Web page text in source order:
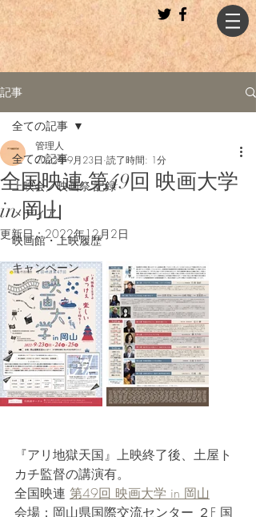
記事
全ての記事
上映会／映画祭 記録
メディア
映画館・上映履歴
キャンペーン
全ての記事
全国映連 第49回 映画大学
in 岡山
管理人
2022年9月23日 読了時間: 1分
更新日：2022年12月2日
『アリ地獄天国』上映終了後、土屋ト
カチ監督の講演有。
全国映連 第49回 映画大学 in 岡山
会場：岡山県国際交流センター ２F 国